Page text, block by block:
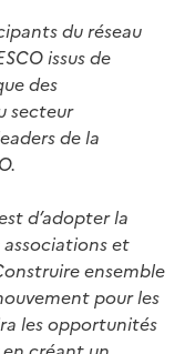
du réseau
issus de
des
secteur
de la
d’adopter la
associations et
ensemble
pour les
les opportunités